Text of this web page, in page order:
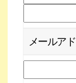
メールア